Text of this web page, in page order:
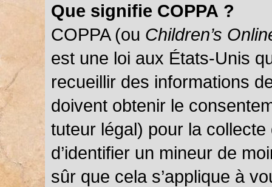
Que signifie COPPA ?
COPPA (ou Children’s
est une loi aux États-Unis
recueillir des informations
doivent obtenir le
tuteur légal) pour la
d’identifier un mineur de
sûr que cela s’applique à